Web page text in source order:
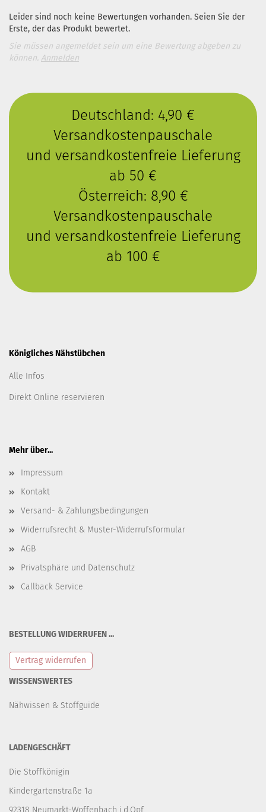
Leider sind noch keine Bewertungen vorhanden. Seien Sie der
Erste, der das Produkt bewertet.
Sie müssen angemeldet sein um eine Bewertung abgeben zu
können. Anmelden
Deutschland: 4,90 €
Versandkostenpauschale
und versandkostenfreie Lieferung
ab 50 €
Österreich: 8,90 €
Versandkostenpauschale
und versandkostenfreie Lieferung
ab 100 €
Königliches Nähstübchen
Alle Infos
Direkt Online reservieren
Mehr über...
Impressum
Kontakt
Versand- & Zahlungsbedingungen
Widerrufsrecht & Muster-Widerrufsformular
AGB
Privatsphäre und Datenschutz
Callback Service
BESTELLUNG WIDERRUFEN ...
Vertrag widerrufen
WISSENSWERTES
Nähwissen & Stoffguide
LADENGESCHÄFT
Die Stoffkönigin
Kindergartenstraße 1a